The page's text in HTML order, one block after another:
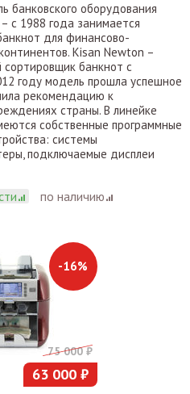
банковского оборудования
с 1988 года занимается
для финансово-
Kisan Newton –
банкнот с
году модель прошла успешное
рекомендацию к
страны. В линейке
собственные программные
системы
подключаемые дисплеи
по наличию
-16%
75 000 ₽
63 000 ₽